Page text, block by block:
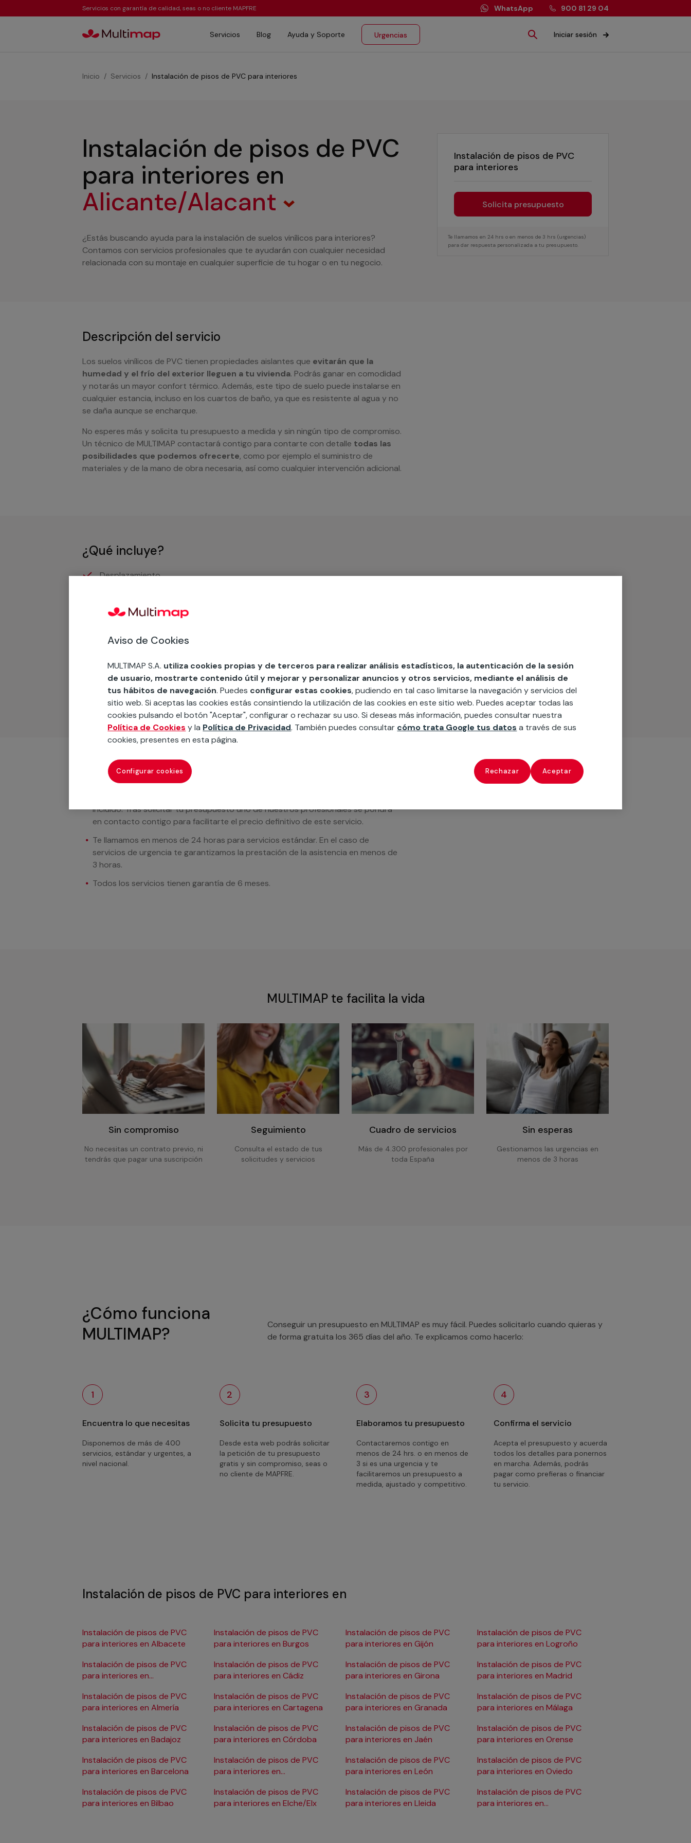
Servicios con garantía de calidad, seas o no cliente MAPFRE WhatsApp 900 81 29 04
Servicios Blog Ayuda y Soporte Urgencias Iniciar sesión
Inicio Servicios Instalación de pisos de PVC para interiores
Instalación de pisos de PVC
para interiores
Solicita presupuesto
Te llamamos en 24 hrs o en menos de 3 hrs (urgencias)
para dar respuesta personalizada a tu presupuesto.
Instalación de pisos de PVC
para interiores en
Alicante/Alacant
¿Estás buscando ayuda para la instalación de suelos vinílicos para interiores?
Contamos con servicios profesionales que te ayudarán con cualquier necesidad
relacionada con su montaje en cualquier superficie de tu hogar o en tu negocio.
Descripción del servicio
Los suelos vinílicos de PVC tienen propiedades aislantes que evitarán que la
humedad y el frío del exterior lleguen a tu vivienda. Podrás ganar en comodidad
y notarás un mayor confort térmico. Además, este tipo de suelo puede instalarse en
cualquier estancia, incluso en los cuartos de baño, ya que es resistente al agua y no
se daña aunque se encharque.
No esperes más y solicita tu presupuesto a medida y sin ningún tipo de compromiso.
Un técnico de MULTIMAP contactará contigo para contarte con detalle todas las
posibilidades que podemos ofrecerte, como por ejemplo el suministro de
materiales y de la mano de obra necesaria, así como cualquier intervención adicional.
¿Qué incluye?
Desplazamiento
Recuerda que en MULTIMAP
Podemos ofrecer cualquier servicio a medida incluyendo todo lo que necesites:
materiales, equipamientos, electrodomésticos, etc. Cuéntanos que necesitas
cuando te llamemos.
Condiciones del servicio
incluido. Tras solicitar tu presupuesto uno de nuestros profesionales se pondrá
en contacto contigo para facilitarte el precio definitivo de este servicio.
Te llamamos en menos de 24 horas para servicios estándar. En el caso de
servicios de urgencia te garantizamos la prestación de la asistencia en menos de
3 horas.
Todos los servicios tienen garantía de 6 meses.
MULTIMAP te facilita la vida
Sin compromiso
No necesitas un contrato previo, ni
tendrás que pagar una suscripción
Seguimiento
Consulta el estado de tus
solicitudes y servicios
Cuadro de servicios
Más de 4.300 profesionales por
toda España
Sin esperas
Gestionamos las urgencias en
menos de 3 horas
¿Cómo funciona
MULTIMAP?
Conseguir un presupuesto en MULTIMAP es muy fácil. Puedes solicitarlo cuando quieras y
de forma gratuita los 365 días del año. Te explicamos como hacerlo:
1
Encuentra lo que necesitas
Disponemos de más de 400
servicios, estándar y urgentes, a
nivel nacional.
2
Solicita tu presupuesto
Desde esta web podrás solicitar
la petición de tu presupuesto
gratis y sin compromiso, seas o
no cliente de MAPFRE.
3
Elaboramos tu presupuesto
Contactaremos contigo en
menos de 24 hrs. o en menos de
3 si es una urgencia y te
facilitaremos un presupuesto a
medida, ajustado y competitivo.
4
Confirma el servicio
Acepta el presupuesto y acuerda
todos los detalles para ponernos
en marcha. Además, podrás
pagar como prefieras o financiar
tu servicio.
Instalación de pisos de PVC para interiores en
Instalación de pisos de PVC
para interiores en Albacete
Instalación de pisos de PVC
para interiores en
Instalación de pisos de PVC
para interiores en Almería
Instalación de pisos de PVC
para interiores en Badajoz
Instalación de pisos de PVC
para interiores en Barcelona
Instalación de pisos de PVC
para interiores en Bilbao
Instalación de pisos de PVC
para interiores en Burgos
Instalación de pisos de PVC
para interiores en Cádiz
Instalación de pisos de PVC
para interiores en Cartagena
Instalación de pisos de PVC
para interiores en Córdoba
Instalación de pisos de PVC
para interiores en
Instalación de pisos de PVC
para interiores en Elche/Elx
Instalación de pisos de PVC
para interiores en Gijón
Instalación de pisos de PVC
para interiores en Girona
Instalación de pisos de PVC
para interiores en Granada
Instalación de pisos de PVC
para interiores en Jaén
Instalación de pisos de PVC
para interiores en León
Instalación de pisos de PVC
para interiores en Lleida
Instalación de pisos de PVC
para interiores en Logroño
Instalación de pisos de PVC
para interiores en Madrid
Instalación de pisos de PVC
para interiores en Málaga
Instalación de pisos de PVC
para interiores en Orense
Instalación de pisos de PVC
para interiores en Oviedo
Instalación de pisos de PVC
para interiores en
Aviso de Cookies
MULTIMAP S.A. utiliza cookies propias y de terceros para realizar análisis estadísticos, la autenticación de la sesión
de usuario, mostrarte contenido útil y mejorar y personalizar anuncios y otros servicios, mediante el análisis de
tus hábitos de navegación. Puedes configurar estas cookies, pudiendo en tal caso limitarse la navegación y servicios del
sitio web. Si aceptas las cookies estás consintiendo la utilización de las cookies en este sitio web. Puedes aceptar todas las
cookies pulsando el botón "Aceptar", configurar o rechazar su uso. Si deseas más información, puedes consultar nuestra
Política de Cookies y la Política de Privacidad. También puedes consultar cómo trata Google tus datos a través de sus
cookies, presentes en esta página.
Configurar cookies Rechazar Aceptar